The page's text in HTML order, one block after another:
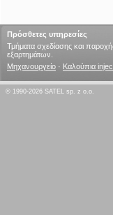
Πρόσθετες υπηρεσίες
Τμήματα σχεδίασης και
εξαρτημάτων.
Μηχανουργείο · Καλούπια
© 1990-2026 SATEL sp. z o.o.